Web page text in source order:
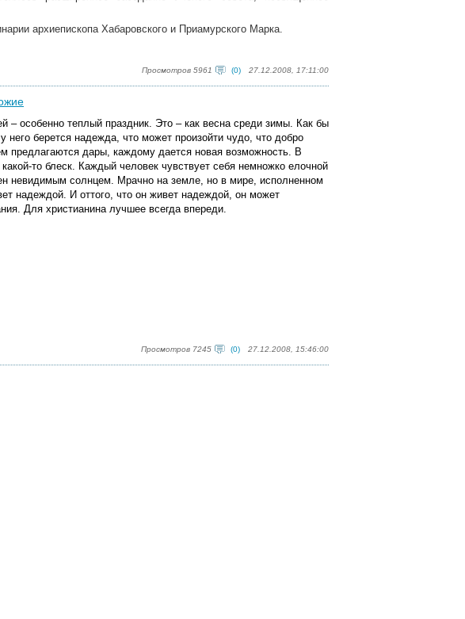
архиепископа Хабаровского и Приамурского Марка.
Просмотров 5961 (0) 27.12.2008, 17:11:00
– особенно теплый праздник. Это – как весна среди зимы. Как бы
него берется надежда, что может произойти чудо, что добро
предлагаются дары, каждому дается новая возможность. В
то блеск. Каждый человек чувствует себя немножко елочной
невидимым солнцем. Мрачно на земле, но в мире, исполненном
надеждой. И оттого, что он живет надеждой, он может
Для христианина лучшее всегда впереди.
Просмотров 7245 (0) 27.12.2008, 15:46:00